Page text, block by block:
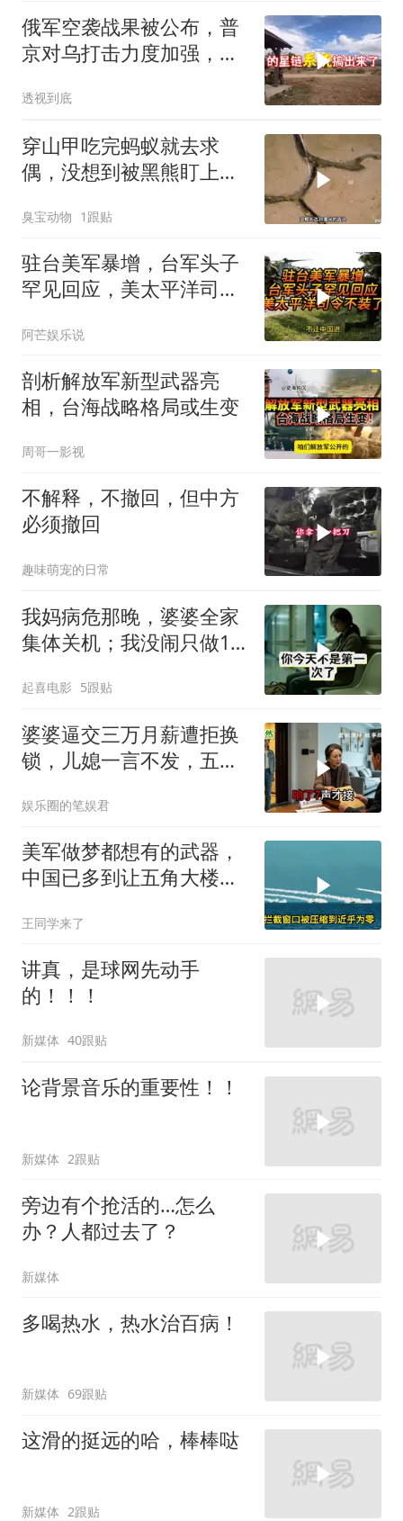
俄军空袭战果被公布，普
京对乌打击力度加强，泽
透视到底
穿山甲吃完蚂蚁就去求
偶，没想到被黑熊盯上
臭宝动物 1跟贴
驻台美军暴增，台军头子
罕见回应，美太平洋司令
阿芒娱乐说
剖析解放军新型武器亮
相，台海战略格局或生变
周哥一影视
不解释，不撤回，但中方
必须撤回
趣味萌宠的日常
我妈病危那晚，婆婆全家
集体关机；我没闹只做1
你是不是疯了？
起喜电影 5跟贴
婆婆逼交三万月薪遭拒换
锁，儿媳一言不发，五天
娱乐圈的笔娱君
美军做梦都想有的武器，
中国已多到让五角大楼头
王同学来了
讲真，是球网先动手
的！！！
新媒体 40跟贴
论背景音乐的重要性！！
新媒体 2跟贴
旁边有个抢活的…怎么
办？人都过去了？
新媒体
多喝热水，热水治百病！
新媒体 69跟贴
这滑的挺远的哈，棒棒哒
新媒体 2跟贴